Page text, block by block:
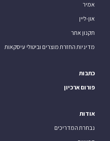
אמיר
און-ליין
תקנון אתר
מדיניות החזרת מוצרים וביטולי עיסקאות
כתבות
פורום ארכיון
אודות
נבחרת המדריכים